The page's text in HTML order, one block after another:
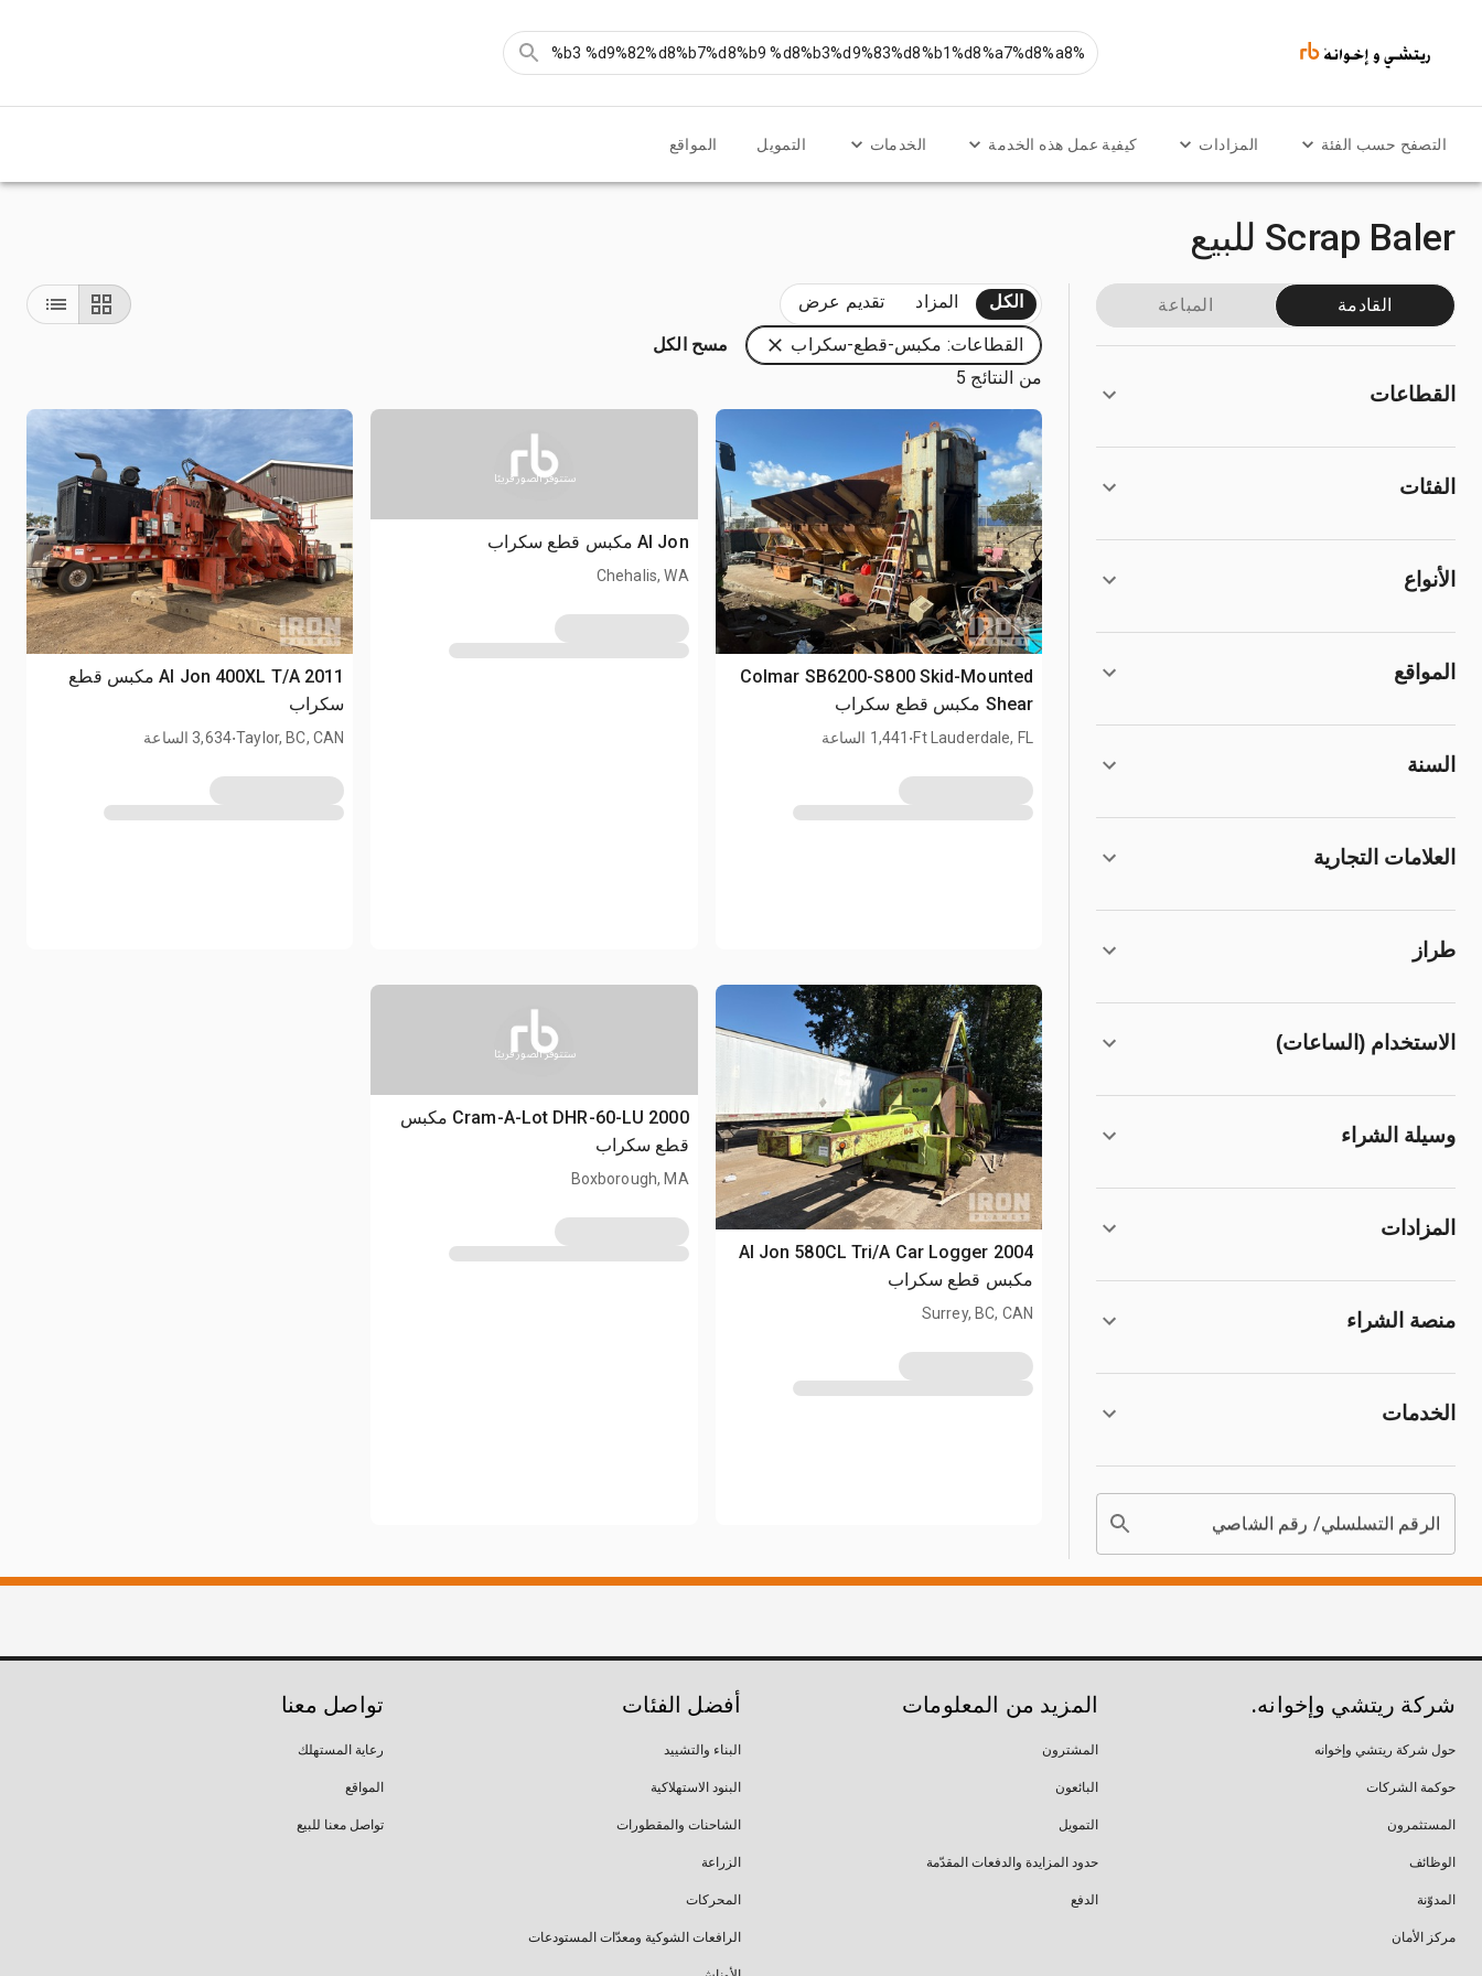
التصفح حسب الفئة المزادات كيفية عمل هذه الخدمة الخدمات التمويل المواقع
Scrap Baler للبيع
القادمة المباعة
القطاعات
الفئات
الأنواع
المواقع
السنة
العلامات التجارية
طراز
الاستخدام (الساعات)
وسيلة الشراء
المزادات
منصة الشراء
الخدمات
الرقم التسلسلي/ رقم الشاصي
الكل المزاد تقديم عرض
القطاعات: مكبس-قطع-سكراب
مسح الكل
من النتائج 5
Colmar SB6200-S800 Skid-Mounted
Shear مكبس قطع سكراب
Ft Lauderdale, FL
. 1,441 الساعة
ستتوفر الصور قريبًا
Al Jon مكبس قطع سكراب
Chehalis, WA
2011 Al Jon 400XL T/A مكبس قطع
سكراب
Taylor, BC, CAN
.3,634 الساعة
2004 Al Jon 580CL Tri/A Car Logger
مكبس قطع سكراب
Surrey, BC, CAN
ستتوفر الصور قريبًا
2000 Cram-A-Lot DHR-60-LU مكبس
قطع سكراب
Boxborough, MA
شركة ريتشي وإخوانه.
حول شركة ريتشي وإخوانه
حوكمة الشركات
المستثمرون
الوظائف
المدوّنة
مركز الأمان
المزيد من المعلومات
المشترون
البائعون
التمويل
حدود المزايدة والدفعات المقدّمة
الدفع
أفضل الفئات
البناء والتشييد
البنود الاستهلاكية
الشاحنات والمقطورات
الزراعة
المحركات
الرافعات الشوكية ومعدّات المستودعات
تواصل معنا
رعاية المستهلك
المواقع
تواصل معنا للبيع